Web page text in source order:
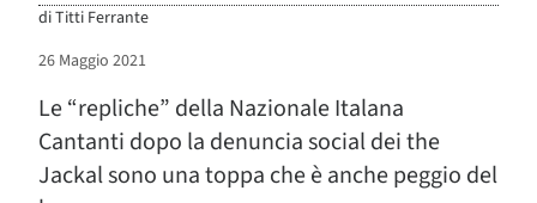
diTitti Ferrante
26 Maggio 2021
Le “repliche” della Nazionale Italana
Cantanti dopo la denuncia social dei the
Jackal sono una toppa che è anche peggio del